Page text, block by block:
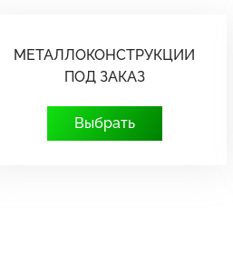
МЕТАЛЛОКОНСТРУКЦИИ
ПОД ЗАКАЗ
Выбрать